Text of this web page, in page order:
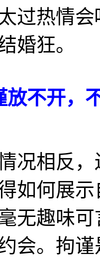
过热情
婚狂。
开，不
相反，
如何展
无趣味
会。拘